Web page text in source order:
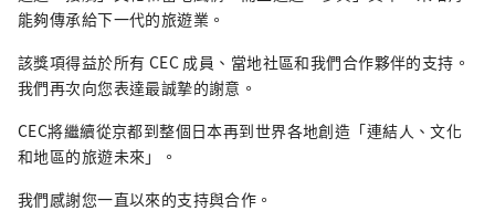
能夠傳承給下一代的旅遊業。
該獎項得益於所有 CEC 成員、當地社區和我們合作夥伴的支持。
我們再次向您表達最誠摯的謝意。
CEC將繼續從京都到整個日本再到世界各地創造「連結人、文化
和地區的旅遊未來」。
我們感謝您一直以來的支持與合作。